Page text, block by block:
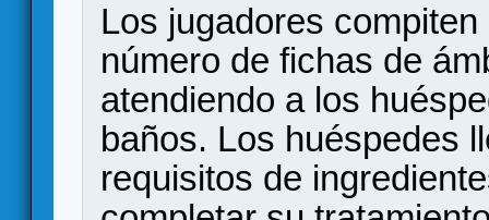
Los jugadores
número de fichas de
atendiendo a los
baños. Los huéspedes
requisitos de